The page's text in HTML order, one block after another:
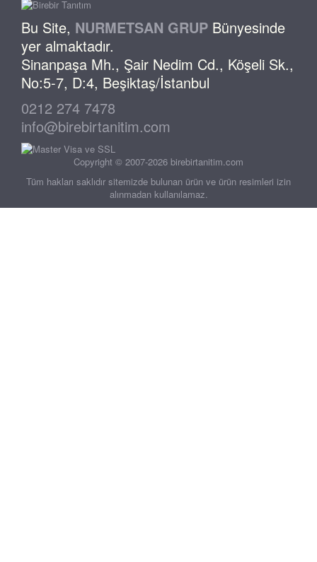
Bu Site, NURMETSAN GRUP Bünyesinde
yer almaktadır.
Sinanpaşa Mh., Şair Nedim Cd., Köşeli Sk.,
No:5-7, D:4, Beşiktaş/İstanbul
0212 274 7478
info@birebirtanitim.com
Copyright © 2007-2026 birebirtanitim.com
Tüm hakları saklıdır sitemizde bulunan ürün ve ürün resimleri izin
alınmadan kullanılamaz.